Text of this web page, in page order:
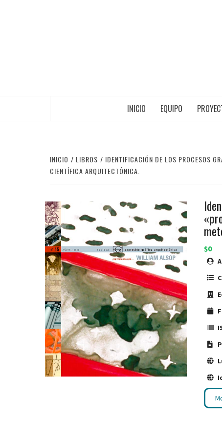
INICIO EQUIPO
INICIO LIBROS
IDENTIFICACIÓN DE LOS PROCESOS
CIENTÍFICA ARQUITECTÓNICA.
$0